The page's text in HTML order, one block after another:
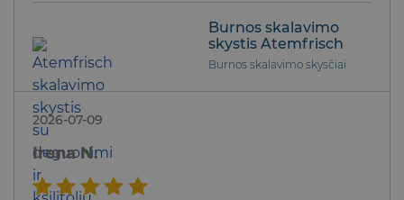
Burnos skalavimo
skystis Atemfrisch
Burnos skalavimo skysčiai
2026-07-09
Irena N.